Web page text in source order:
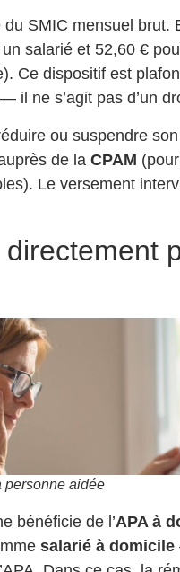
SMIC mensuel brut.
salarié et 52,60 €
Ce dispositif est
il ne s’agit pas d’un
ou suspendre
de la CPAM
Le versement
personne aidée
bénéficie de l’APA à
salarié à domicile